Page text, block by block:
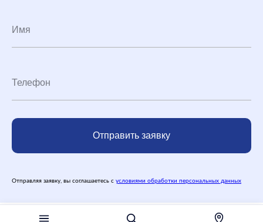
Отправить заявку
Отправляя заявку, вы соглашаетесь с условиями обработки персональных данных